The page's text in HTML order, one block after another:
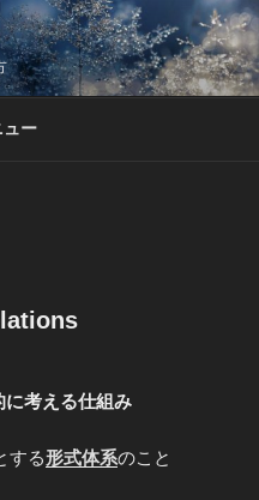
ュー
考える仕組み
する形式体系のこと